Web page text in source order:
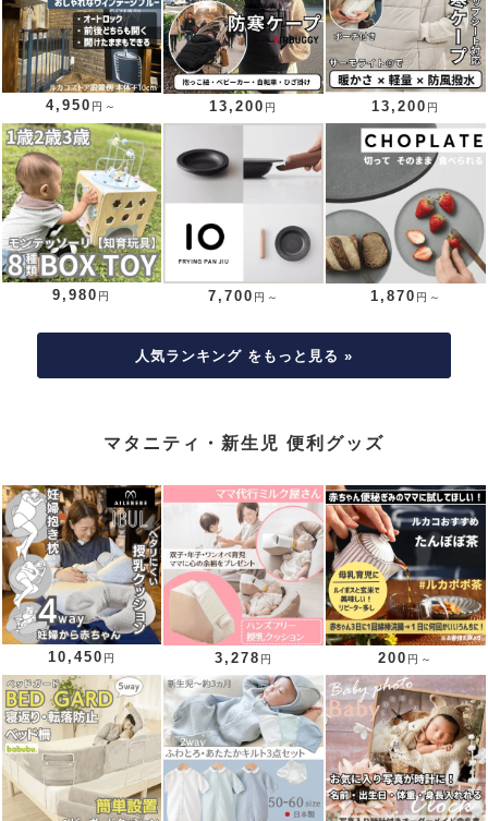
4,950 円～ 13,200 円 13,200 円
9,980 円 7,700 円～ 1,870 円～
人気ランキング をもっと見る »
マタニティ・新生児 便利グッズ
10,450 円 3,278 円 200 円～